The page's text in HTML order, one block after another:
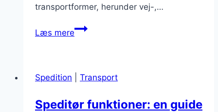
transportformer, herunder vej-,…
Læs mereSpeditør
Spedition
Transport
Speditør funktioner: en guide